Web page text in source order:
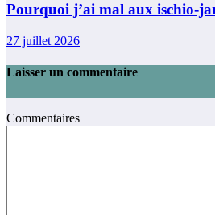
Pourquoi j’ai mal aux ischio-
27 juillet 2026
Laisser un commentaire
Commentaires